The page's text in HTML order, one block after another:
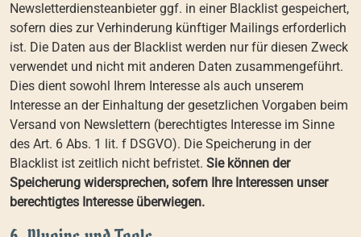
Newsletterdiensteanbieter ggf. in einer Blacklist gespeichert,
sofern dies zur Verhinderung künftiger Mailings erforderlich
ist. Die Daten aus der Blacklist werden nur für diesen Zweck
verwendet und nicht mit anderen Daten zusammengeführt.
Dies dient sowohl Ihrem Interesse als auch unserem
Interesse an der Einhaltung der gesetzlichen Vorgaben beim
Versand von Newslettern (berechtigtes Interesse im Sinne
des Art. 6 Abs. 1 lit. f DSGVO). Die Speicherung in der
Blacklist ist zeitlich nicht befristet. Sie können der
Speicherung widersprechen, sofern Ihre Interessen unser
berechtigtes Interesse überwiegen.